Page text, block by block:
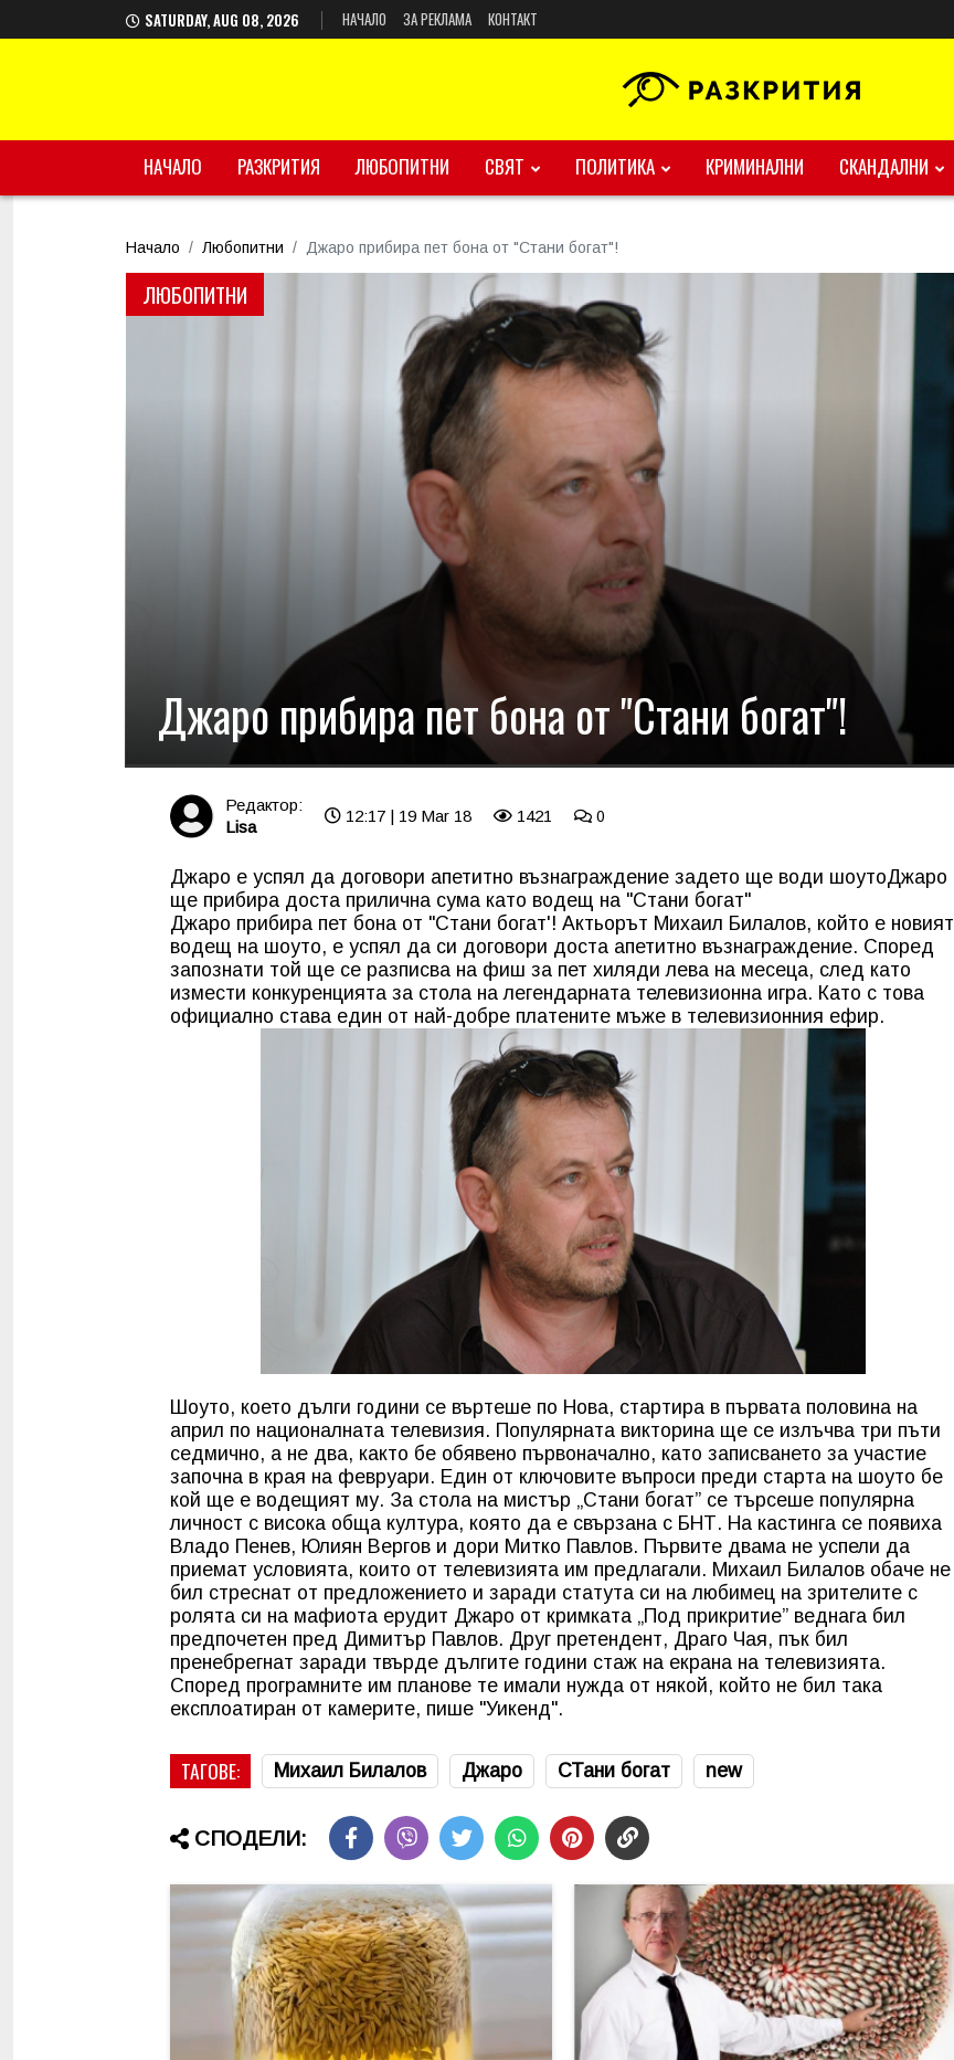
SATURDAY, AUG 08, 2026 НАЧАЛО ЗА РЕКЛАМА КОНТАКТ
НАЧАЛО РАЗКРИТИЯ ЛЮБОПИТНИ СВЯТ ПОЛИТИКА КРИМИНАЛНИ СКАНДАЛНИ
Начало Любопитни Джаро прибира пет бона от "Стани богат"!
ЛЮБОПИТНИ
Джаро прибира пет бона от "Стани богат"!
Редактор:
Lisa
12:17 | 19 Mar 18 1421 0
Джаро е успял да договори апетитно възнаграждение задето ще води шоутоДжаро
ще прибира доста прилична сума като водещ на "Стани богат"
Джаро прибира пет бона от "Стани богат'! Актьорът Михаил Билалов, който е новият
водещ на шоуто, е успял да си договори доста апетитно възнаграждение. Според
запознати той ще се разписва на фиш за пет хиляди лева на месеца, след като
измести конкуренцията за стола на легендарната телевизионна игра. Като с това
официално става един от най-добре платените мъже в телевизионния ефир.
Шоуто, което дълги години се въртеше по Нова, стартира в първата половина на
април по националната телевизия. Популярната викторина ще се излъчва три пъти
седмично, а не два, както бе обявено първоначално, като записването за участие
започна в края на февруари. Един от ключовите въпроси преди старта на шоуто бе
кой ще е водещият му. За стола на мистър „Стани богат” се търсеше популярна
личност с висока обща култура, която да е свързана с БНТ. На кастинга се появиха
Владо Пенев, Юлиян Вергов и дори Митко Павлов. Първите двама не успели да
приемат условията, които от телевизията им предлагали. Михаил Билалов обаче не
бил стреснат от предложението и заради статута си на любимец на зрителите с
ролята си на мафиота ерудит Джаро от кримката „Под прикритие” веднага бил
предпочетен пред Димитър Павлов. Друг претендент, Драго Чая, пък бил
пренебрегнат заради твърде дългите години стаж на екрана на телевизията.
Според програмните им планове те имали нужда от някой, който не бил така
експлоатиран от камерите, пише "Уикенд".
ТАГОВЕ: Михаил Билалов Джаро СТани богат new
СПОДЕЛИ: